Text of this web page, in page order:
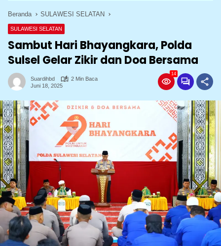
Beranda SULAWESI SELATAN
SULAWESI SELATAN
Sambut Hari Bhayangkara, Polda
Sulsel Gelar Zikir dan Doa Bersama
Suardihbd
2 Min Baca
Juni 18, 2025
14